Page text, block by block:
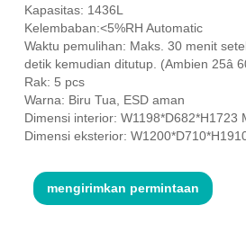
Kapasitas: 1436L
Kelembaban:<5%RH Automatic
Waktu pemulihan: Maks. 30 menit
detik kemudian ditutup. (Ambien 25â
Rak: 5 pcs
Warna: Biru Tua, ESD aman
Dimensi interior: W1198*D682*H1723
Dimensi eksterior:
mengirimkan permintaan